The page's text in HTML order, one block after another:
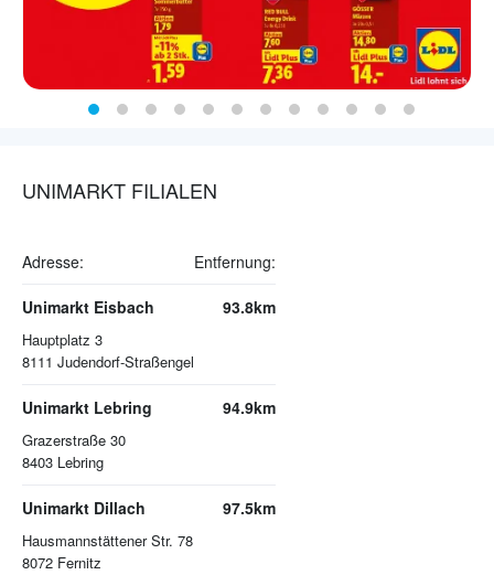
UNIMARKT FILIALEN
Adresse: Entfernung:
Unimarkt Eisbach
Hauptplatz 3
8111 Judendorf-Straßengel
93.8km
Unimarkt Lebring
Grazerstraße 30
8403 Lebring
94.9km
Unimarkt Dillach
Hausmannstättener Str. 78
8072 Fernitz
97.5km